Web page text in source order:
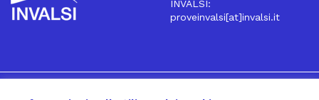
INVALSI:
proveinvalsi[at]invalsi.it
Iscriviti alla Newsletter